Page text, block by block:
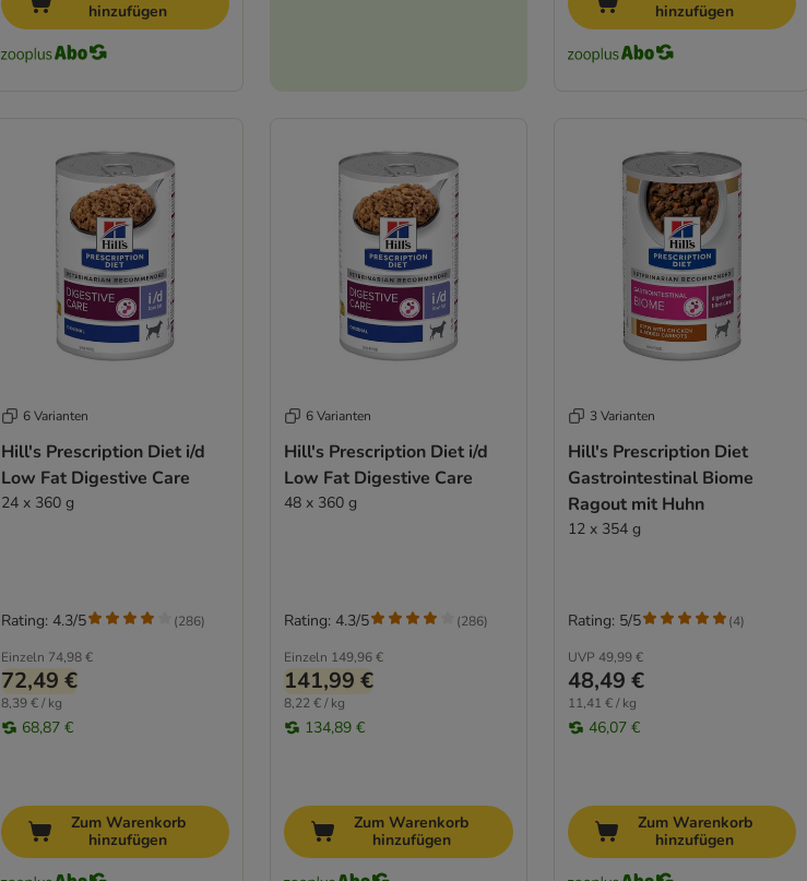
hinzufügen
hinzufügen
6 Varianten
Hill's Prescription Diet i/d
Low Fat Digestive Care
24 x 360 g
Einzeln 74,98 €
72,49 €
8,39 € / kg
68,87 €
Rating: 4.3/5 (286)
Zum Warenkorb
hinzufügen
6 Varianten
Hill's Prescription Diet i/d
Low Fat Digestive Care
48 x 360 g
Einzeln 149,96 €
141,99 €
8,22 € / kg
134,89 €
Rating: 4.3/5 (286)
Zum Warenkorb
hinzufügen
3 Varianten
Hill's Prescription Diet
Gastrointestinal Biome
Ragout mit Huhn
12 x 354 g
UVP 49,99 €
48,49 €
11,41 € / kg
46,07 €
Rating: 5/5 (4)
Zum Warenkorb
hinzufügen